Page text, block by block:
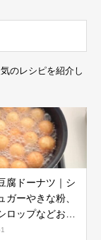
のレシピを紹介し
腐ドーナツ｜シ
ガーやきな粉、
ロップなどお好